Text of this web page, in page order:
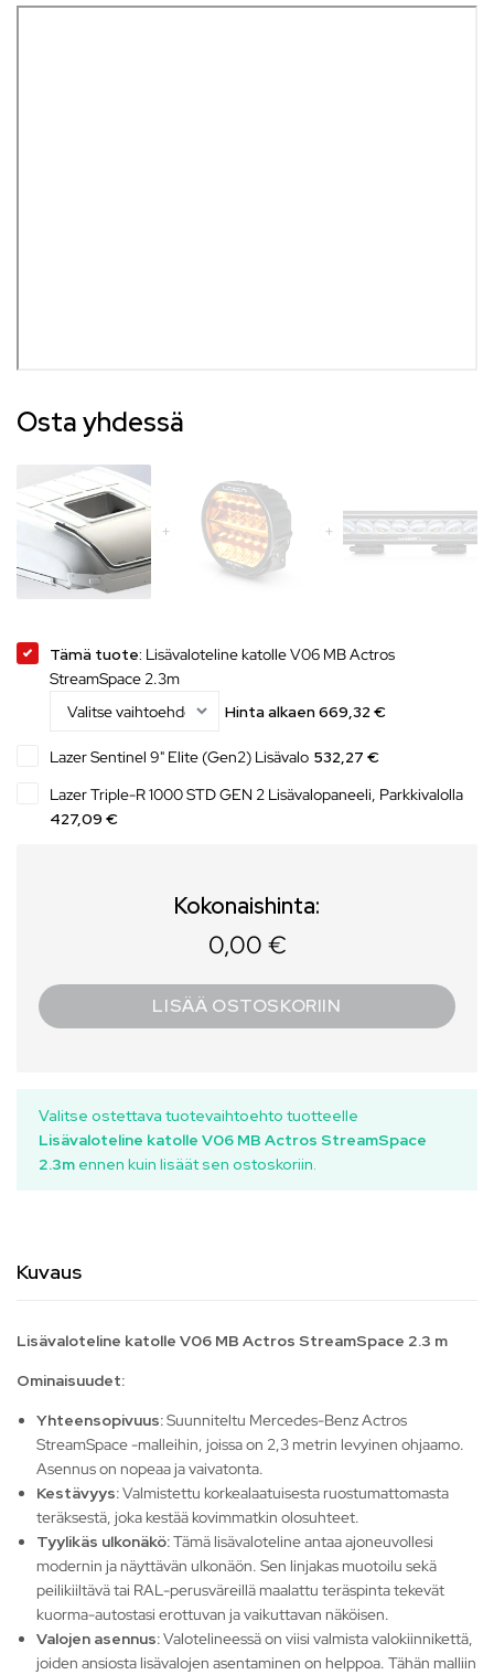
Osta yhdessä
Tämä tuote: Lisävaloteline katolle V06 MB Actros
StreamSpace 2.3m
Hinta alkaen669,32 €
Lazer Sentinel 9" Elite (Gen2) Lisävalo 532,27 €
Lazer Triple-R 1000 STD GEN 2 Lisävalopaneeli, Parkkivalolla
427,09 €
Kokonaishinta:
0,00 €
LISÄÄ OSTOSKORIIN
Valitse ostettava tuotevaihtoehto tuotteelle
Lisävaloteline katolle V06 MB Actros StreamSpace
2.3m ennen kuin lisäät sen ostoskoriin.
Kuvaus
Lisävaloteline katolle V06 MB Actros StreamSpace 2.3 m
Ominaisuudet:
Yhteensopivuus:Suunniteltu Mercedes-Benz Actros
StreamSpace -malleihin, joissa on 2,3 metrin levyinen ohjaamo.
Asennus on nopeaa ja vaivatonta.
Kestävyys:Valmistettu korkealaatuisesta ruostumattomasta
teräksestä, joka kestää kovimmatkin olosuhteet.
Tyylikäs ulkonäkö:Tämä lisävaloteline antaa ajoneuvollesi
modernin ja näyttävän ulkonäön. Sen linjakas muotoilu sekä
peilikiiltävä tai RAL-perusväreillä maalattu teräspinta tekevät
kuorma-autostasi erottuvan ja vaikuttavan näköisen.
Valojen asennus:Valotelineessä on viisi valmista valokiinnikettä,
joiden ansiosta lisävalojen asentaminen on helppoa. Tähän malliin